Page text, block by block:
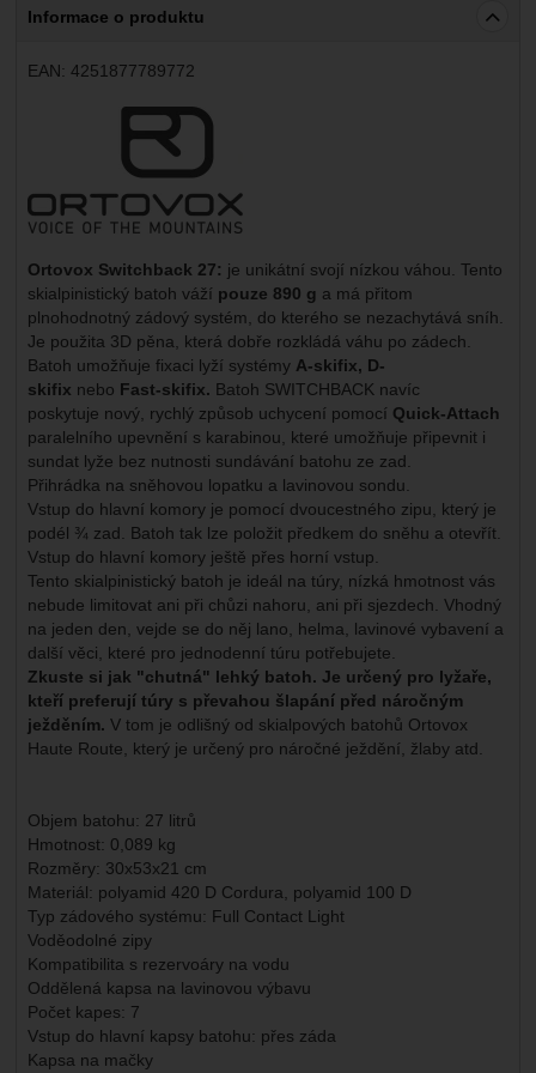
Informace o produktu
EAN: 4251877789772
Ortovox Switchback 27: je unikátní svojí nízkou váhou. Tento
skialpinistický batoh váží pouze 890 g a má přitom
plnohodnotný zádový systém, do kterého se nezachytává sníh.
Je použita 3D pěna, která dobře rozkládá váhu po zádech.
Batoh umožňuje fixaci lyží systémy A-skifix, D-
skifix nebo Fast-skifix. Batoh SWITCHBACK navíc
poskytuje nový, rychlý způsob uchycení pomocí Quick-Attach
paralelního upevnění s karabinou, které umožňuje připevnit i
sundat lyže bez nutnosti sundávání batohu ze zad.
Přihrádka na sněhovou lopatku a lavinovou sondu.
Vstup do hlavní komory je pomocí dvoucestného zipu, který je
podél ¾ zad. Batoh tak lze položit předkem do sněhu a otevřít.
Vstup do hlavní komory ještě přes horní vstup.
Tento skialpinistický batoh je ideál na túry, nízká hmotnost vás
nebude limitovat ani při chůzi nahoru, ani při sjezdech. Vhodný
na jeden den, vejde se do něj lano, helma, lavinové vybavení a
další věci, které pro jednodenní túru potřebujete.
Zkuste si jak "chutná" lehký batoh. Je určený pro lyžaře,
kteří preferují túry s převahou šlapání před náročným
ježděním. V tom je odlišný od skialpových batohů Ortovox
Haute Route, který je určený pro náročné ježdění, žlaby atd.
Objem batohu: 27 litrů
Hmotnost: 0,089 kg
Rozměry: 30x53x21 cm
Materiál: polyamid 420 D Cordura, polyamid 100 D
Typ zádového systému: Full Contact Light
Voděodolné zipy
Kompatibilita s rezervoáry na vodu
Oddělená kapsa na lavinovou výbavu
Počet kapes: 7
Vstup do hlavní kapsy batohu: přes záda
Kapsa na mačky